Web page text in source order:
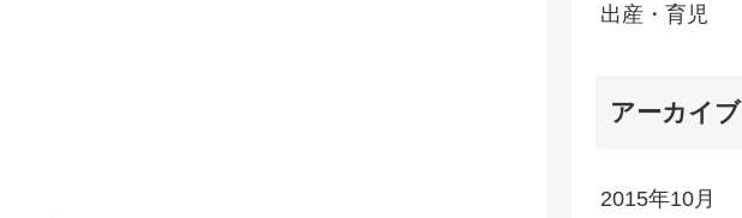
出産・育児
アーカイブ
2015年10月